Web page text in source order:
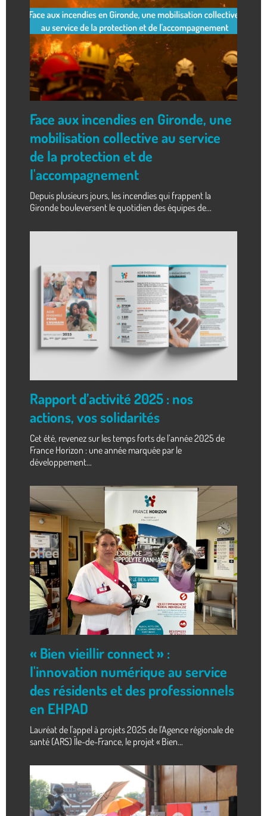
Face aux incendies en Gironde, une
mobilisation collective au service
de la protection et de
l'accompagnement
Depuis plusieurs jours, les incendies qui frappent la
Gironde bouleversent le quotidien des équipes de...
Rapport d’activité 2025 : nos
actions, vos solidarités
Cet été, revenez sur les temps forts de l’année 2025 de
France Horizon : une année marquée par le
développement...
« Bien vieillir connect » :
l'innovation numérique au service
des résidents et des professionnels
en EHPAD
Lauréat de l'appel à projets 2025 de l'Agence régionale de
santé (ARS) Île-de-France, le projet « Bien...